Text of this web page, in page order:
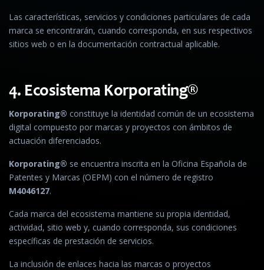
Las características, servicios y condiciones particulares de cada
marca se encontrarán, cuando corresponda, en sus respectivos
sitios web o en la documentación contractual aplicable.
4. Ecosistema Korporating®
Korporating® constituye la identidad común de un ecosistema
digital compuesto por marcas y proyectos con ámbitos de
actuación diferenciados.
Korporating® se encuentra inscrita en la Oficina Española de
Patentes y Marcas (OEPM) con el número de registro
M4046127.
Cada marca del ecosistema mantiene su propia identidad,
actividad, sitio web y, cuando corresponda, sus condiciones
específicas de prestación de servicios.
La inclusión de enlaces hacia las marcas o proyectos